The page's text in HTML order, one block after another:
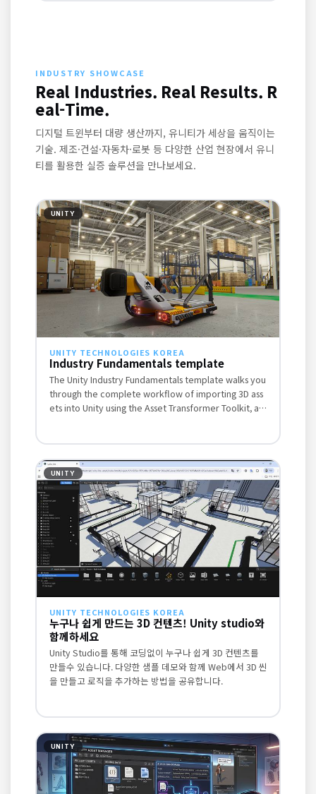
INDUSTRY SHOWCASE
Real Industries. Real Results. R
eal-Time.
디지털 트윈부터 대량 생산까지, 유니티가 세상을 움직이는
기술. 제조·건설·자동차·로봇 등 다양한 산업 현장에서 유니
티를 활용한 실증 솔루션을 만나보세요.
UNITY
UNITY TECHNOLOGIES KOREA
Industry Fundamentals template
The Unity Industry Fundamentals template walks you
through the complete workflow of importing 3D ass
ets into Unity using the Asset Transformer Toolkit, an
UNITY
UNITY TECHNOLOGIES KOREA
누구나 쉽게 만드는 3D 컨텐츠! Unity studio와
함께하세요
Unity Studio를 통해 코딩없이 누구나 쉽게 3D 컨텐츠를
만들수 있습니다. 다양한 샘플 데모와 함께 Web에서 3D 씬
을 만들고 로직을 추가하는 방법을 공유합니다.
UNITY